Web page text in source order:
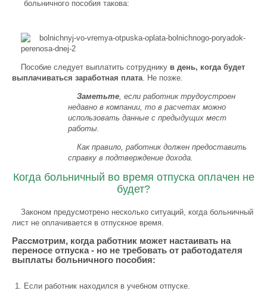
больничного пособия такова:
Пособие следует выплатить сотруднику в день, когда будет
выплачиваться заработная плата. Не позже.
Заметьте, если работник трудоустроен
недавно в компании, то в расчетах можно
использовать данные с предыдущих мест
работы.
Как правило, работник должен предоставить
справку в подтверждение дохода.
Когда больничный во время отпуска оплачен не
будет?
Законом предусмотрено несколько ситуаций, когда больничный
лист не оплачивается в отпускное время.
Рассмотрим, когда работник может настаивать на
переносе отпуска - но не требовать от работодателя
выплаты больничного пособия:
Если работник находился в учебном отпуске.